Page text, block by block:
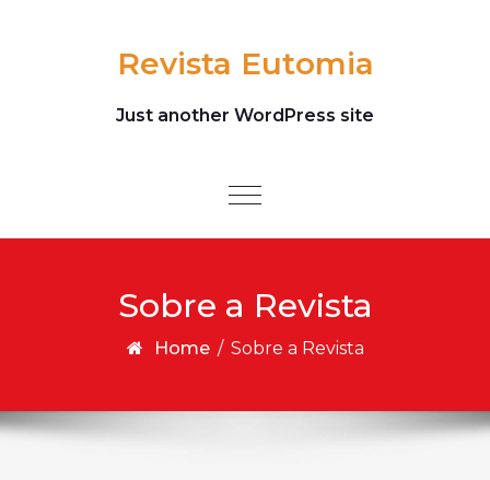
Revista Eutomia
Just another WordPress site
Toggle
Sobre a Revista
Home / Sobre a Revista